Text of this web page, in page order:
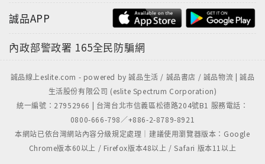
誠品APP
內政部警政署 165全民防騙網
誠品線上eslite.com - powered by 誠品生活 / 誠品書店 / 誠品物流 | 誠品
生活股份有限公司 (eslite Spectrum Corporation)
統一編號：27952966 | 台灣台北市信義區松德路204號B1 服務電話：
0800-666-798／+886-2-8789-8921
本網站已依台灣網站內容分級規定處理｜建議使用瀏覽器版本：Google
Chrome版本60以上 / Firefox版本48以上 / Safari 版本11以上